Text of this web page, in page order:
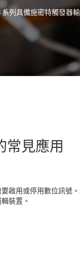
系列具備施密特觸發器
常見應用
啟用或停用數位訊號
裝置。